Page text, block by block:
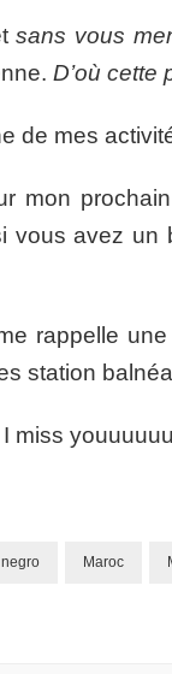
sans vous
D’où cette
de mes
mon
vous avez un
rappelle
station
miss youuuuuu
Maroc